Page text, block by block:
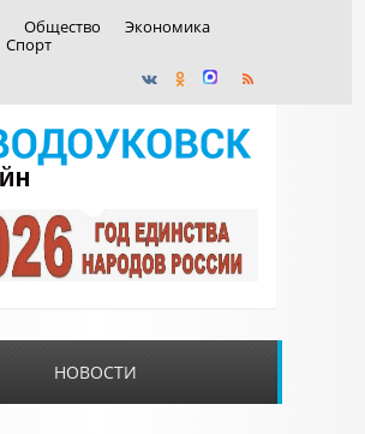
Общество
Экономика
Спорт
НОВОСТИ